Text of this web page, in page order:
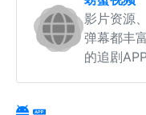
影片资源、
弹幕都丰富
的追剧